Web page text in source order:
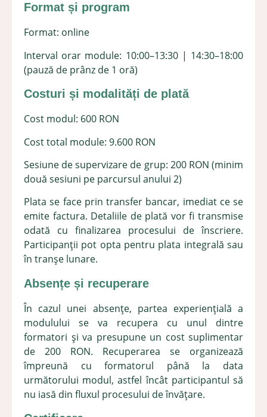
Format și program
Format: online
Interval orar module: 10:00–13:30 | 14:30–18:00
(pauză de prânz de 1 oră)
Costuri și modalități de plată
Cost modul: 600 RON
Cost total module: 9.600 RON
Sesiune de supervizare de grup: 200 RON (minim
două sesiuni pe parcursul anului 2)
Plata se face prin transfer bancar, imediat ce se
emite factura. Detaliile de plată vor fi transmise
odată cu finalizarea procesului de înscriere.
Participanții pot opta pentru plata integrală sau
în tranșe lunare.
Absențe și recuperare
În cazul unei absențe, partea experiențială a
modulului se va recupera cu unul dintre
formatori și va presupune un cost suplimentar
de 200 RON. Recuperarea se organizează
împreună cu formatorul până la data
următorului modul, astfel încât participantul să
nu iasă din fluxul procesului de învățare.